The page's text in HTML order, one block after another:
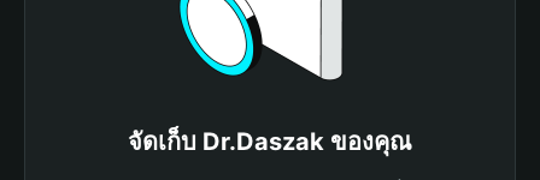
จัดเก็บ Dr.Daszak ของคุณ